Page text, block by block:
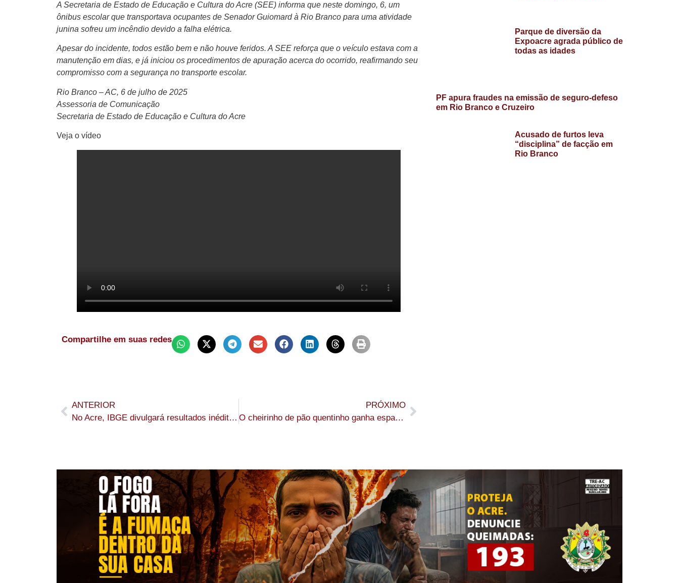
A Secretaria de Estado de Educação e Cultura do Acre (SEE) informa que neste domingo, 6, um
ônibus escolar que transportava ocupantes de Senador Guiomard à Rio Branco para uma atividade
junina sofreu um incêndio devido a falha elétrica.
Apesar do incidente, todos estão bem e não houve feridos. A SEE reforça que o veículo estava com a
manutenção em dias, e já iniciou os procedimentos de apuração acerca do ocorrido, reafirmando seu
compromisso com a segurança no transporte escolar.
Rio Branco – AC, 6 de julho de 2025
Assessoria de Comunicação
Secretaria de Estado de Educação e Cultura do Acre
Veja o vídeo
Compartilhe em suas redes
ANTERIOR
No Acre, IBGE divulgará resultados inéditos sobre pessoas e domicílios situados em Unidades de Conservação
PRÓXIMO
O cheirinho de pão quentinho ganha espaço e movimenta negócios na Expoacre Juruá
Parque de diversão da
Expoacre agrada público de
todas as idades
PF apura fraudes na emissão de seguro-defeso
em Rio Branco e Cruzeiro
Acusado de furtos leva
“disciplina” de facção em
Rio Branco